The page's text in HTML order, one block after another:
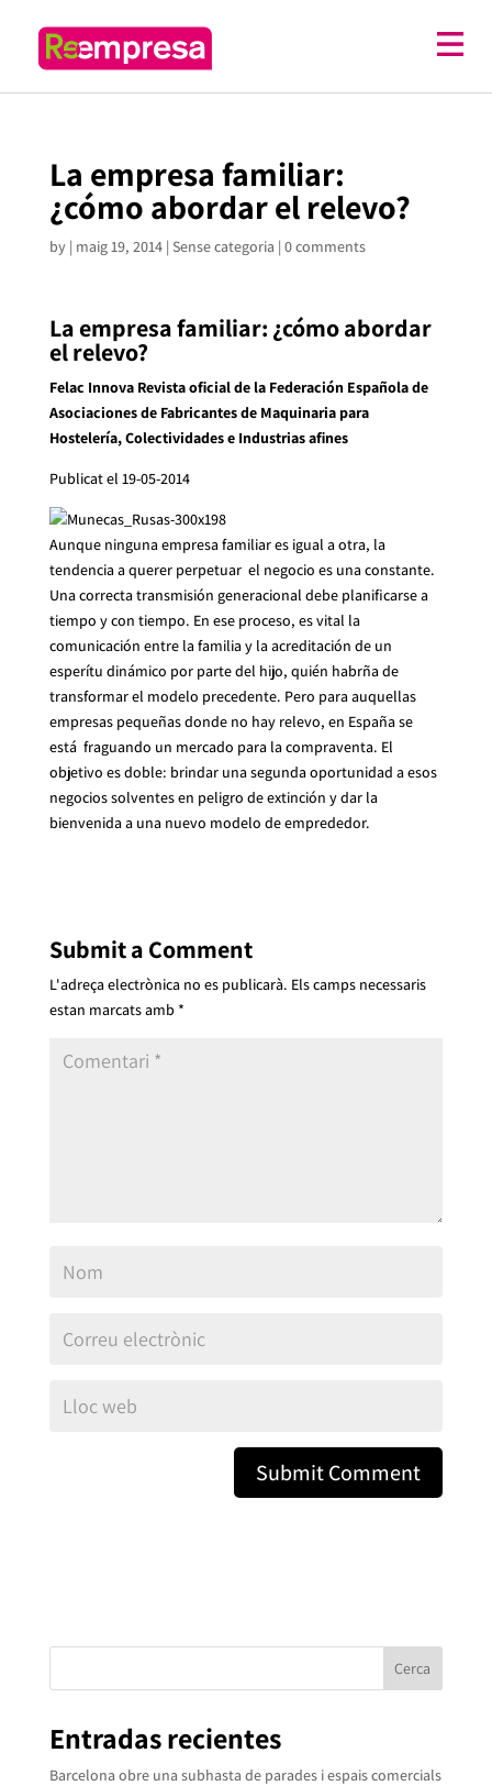
La empresa familiar:
¿cómo abordar el relevo?
by | maig 19, 2014| Sense categoria | 0 comments
La empresa familiar: ¿cómo abordar
el relevo?
Felac Innova Revista oficial de la Federación Española de
Asociaciones de Fabricantes de Maquinaria para
Hostelería, Colectividades e Industrias afines
Publicat el 19-05-2014
Aunque ninguna empresa familiar es igual a otra, la
tendencia a querer perpetuar el negocio es una constante.
Una correcta transmisión generacional debe planificarse a
tiempo y con tiempo. En ese proceso, es vital la
comunicación entre la familia y la acreditación de un
esperítu dinámico por parte del hijo, quién habrña de
transformar el modelo precedente. Pero para auquellas
empresas pequeñas donde no hay relevo, en España se
está fraguando un mercado para la compraventa. El
objetivo es doble: brindar una segunda oportunidad a esos
negocios solventes en peligro de extinción y dar la
bienvenida a una nuevo modelo de emprededor.
Submit a Comment
L'adreça electrònica no es publicarà. Els camps necessaris
estan marcats amb *
Cerca
Entradas recientes
Barcelona obre una subhasta de parades i espais comercials